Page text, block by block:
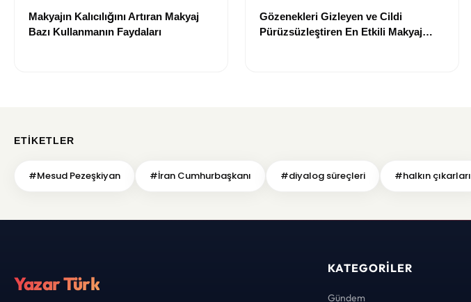
Makyajın Kalıcılığını Artıran Makyaj
Bazı Kullanmanın Faydaları
Gözenekleri Gizleyen ve Cildi
Pürüzsüzleştiren En Etkili Makyaj
ETIKETLER
#Mesud Pezeşkiyan #İran Cumhurbaşkanı #diyalog süreçleri #halkın çıkarları
Yazar Türk
KATEGORILER
Gündem